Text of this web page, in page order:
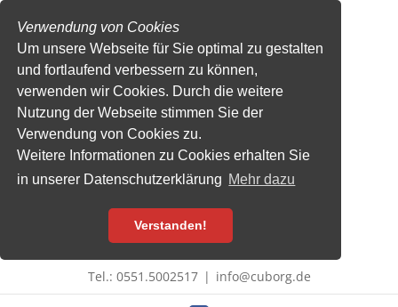
Verwendung von Cookies
Um unsere Webseite für Sie optimal zu gestalten
und fortlaufend verbessern zu können,
verwenden wir Cookies. Durch die weitere
Nutzung der Webseite stimmen Sie der
Verwendung von Cookies zu.
Weitere Informationen zu Cookies erhalten Sie
in unserer Datenschutzerklärung Mehr dazu
Verstanden!
Inhalt
Tel.: 0551.5002517 | info@cuborg.de